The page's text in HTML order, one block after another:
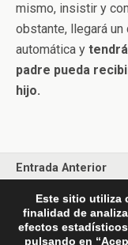
mismo, insistir y
obstante, llegará un
automática y
padre pueda
hijo.
Entrada Anterior
Este sitio utiliza
finalidad de
efectos
pulsando en